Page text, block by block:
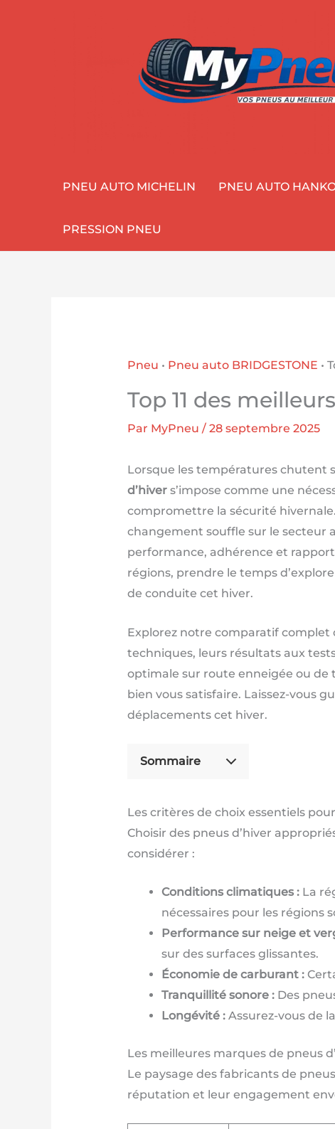
PNEU AUTO MICHELIN PNEU AUTO
PRESSION PNEU
Pneu • Pneu auto BRIDGESTONE •
Top 11 des
Par MyPneu / 28 septembre 2025
Lorsque les températures chutent
d’hivers’impose comme une
compromettre la sécurité
changement souffle sur le secteur
performance, adhérence et
régions, prendre le temps
de conduite cet hiver.
Explorez notre comparatif complet
techniques, leurs résultats aux
optimale sur route enneigée ou de
bien vous satisfaire. Laissez-vous
déplacements cet hiver.
Sommaire
Les critères de choix essentiels
Choisir des pneus d’hiver
considérer :
Conditions climatiques :La
nécessaires pour les régions
Performance sur neige et
sur des surfaces glissantes.
Économie de carburant :
Tranquillité sonore :Des
Longévité :Assurez-vous de
Les meilleures marques de pneus
Le paysage des fabricants de
réputation et leur engagement